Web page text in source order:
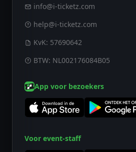
info@i-ticketz.com
help@i-ticketz.com
KvK: 57690642
BTW: NL002176084B05
App voor bezoekers
Voor event-staff